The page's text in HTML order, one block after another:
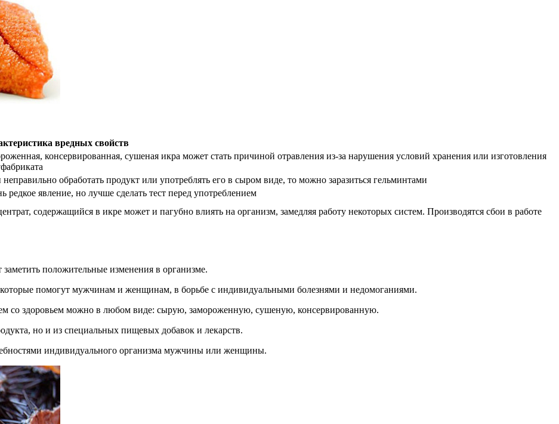
вредных свойств
консервированная, сушеная икра может стать причиной отравления из-за нарушения условий хранения или изготовления
неправильно обработать продукт или употреблять его в сыром виде, то можно заразиться гельминтами
редкое явление, но лучше сделать тест перед употреблением
содержащийся в икре может и пагубно влиять на организм, замедляя работу некоторых систем. Производятся сбои в работе
положительные изменения в организме.
помогут мужчинам и женщинам, в борьбе с индивидуальными болезнями и недомоганиями.
со здоровьем можно в любом виде: сырую, замороженную, сушеную, консервированную.
но и из специальных пищевых добавок и лекарств.
индивидуального организма мужчины или женщины.